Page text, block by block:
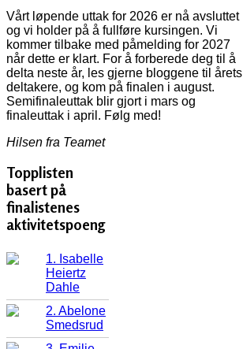
Vårt løpende uttak for 2026 er nå avsluttet
og vi holder på å fullføre kursingen. Vi
kommer tilbake med påmelding for 2027
når dette er klart. For å forberede deg til å
delta neste år, les gjerne bloggene til årets
deltakere, og kom på finalen i august.
Semifinaleuttak blir gjort i mars og
finaleuttak i april. Følg med!
Hilsen fra Teamet
Topplisten
basert på
finalistenes
aktivitetspoeng
1. Isabelle
Heiertz
Dahle
2. Abelone
Smedsrud